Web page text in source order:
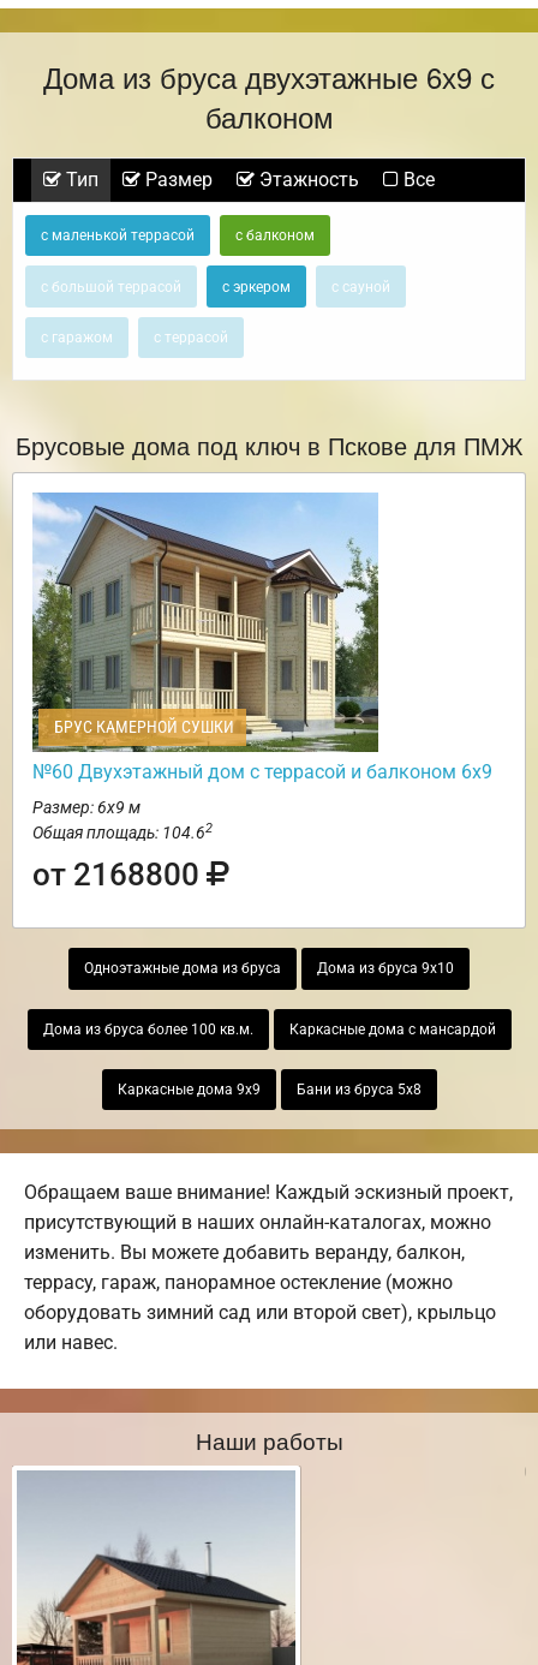
Дома из бруса двухэтажные 6х9 с
балконом
Тип Размер Этажность Все
с маленькой террасой с балконом
с большой террасой с эркером с сауной
с гаражом с террасой
Брусовые дома под ключ в Пскове для ПМЖ
БРУС КАМЕРНОЙ СУШКИ
№60 Двухэтажный дом с террасой и балконом 6х9
Размер: 6х9 м
Общая площадь: 104.62
от 2168800
Одноэтажные дома из бруса Дома из бруса 9х10
Дома из бруса более 100 кв.м. Каркасные дома с мансардой
Каркасные дома 9х9 Бани из бруса 5х8
Обращаем ваше внимание! Каждый эскизный проект,
присутствующий в наших онлайн-каталогах, можно
изменить. Вы можете добавить веранду, балкон,
террасу, гараж, панорамное остекление (можно
оборудовать зимний сад или второй свет), крыльцо
или навес.
Наши работы